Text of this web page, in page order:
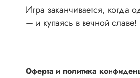
Игра заканчивается, когда
— и купаясь в вечной славе!
Оферта и политика